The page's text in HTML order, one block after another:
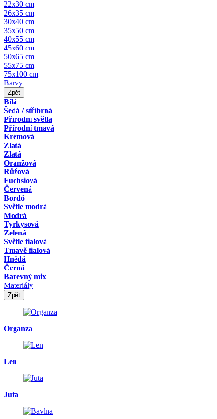
22x30 cm
26x35 cm
30x40 cm
35x50 cm
40x55 cm
45x60 cm
50x65 cm
55x75 cm
75x100 cm
Barvy
Zpět
Bílá
Šedá / stříbrná
Přírodní světlá
Přírodní tmavá
Krémová
Zlatá
Zlatá
Oranžová
Růžová
Fuchsiová
Červená
Bordó
Světle modrá
Modrá
Tyrkysová
Zelená
Světle fialová
Tmavě fialová
Hnědá
Černá
Barevný mix
Materiály
Zpět
Organza
Len
Juta